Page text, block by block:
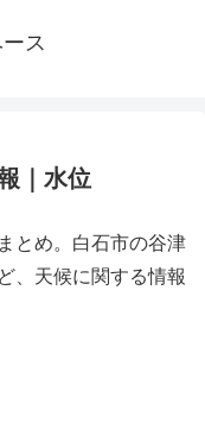
ス
｜水位
とめ。白石市の谷津
、天候に関する情報